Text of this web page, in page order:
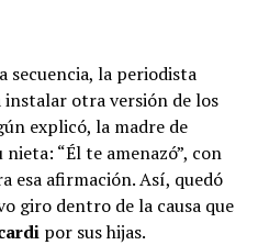
secuencia, la periodista
otra versión de los
explicó, la madre de
“Él te amenazó”, con
esa afirmación. Así, quedó
giro dentro de la causa que
por sus hijas.